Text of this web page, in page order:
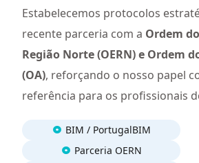
Estabelecemos protocolos
recente parceria com a Ordem
Região Norte (OERN) e Ordem
(OA), reforçando o nosso papel
referência para os profissionais
BIM / PortugalBIM
Parceria OERN